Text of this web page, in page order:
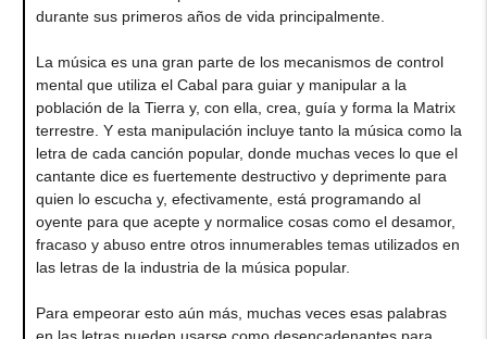
durante sus primeros años de vida principalmente.
La música es una gran parte de los mecanismos de control
mental que utiliza el Cabal para guiar y manipular a la
población de la Tierra y, con ella, crea, guía y forma la Matrix
terrestre. Y esta manipulación incluye tanto la música como la
letra de cada canción popular, donde muchas veces lo que el
cantante dice es fuertemente destructivo y deprimente para
quien lo escucha y, efectivamente, está programando al
oyente para que acepte y normalice cosas como el desamor,
fracaso y abuso entre otros innumerables temas utilizados en
las letras de la industria de la música popular.
Para empeorar esto aún más, muchas veces esas palabras
en las letras pueden usarse como desencadenantes para